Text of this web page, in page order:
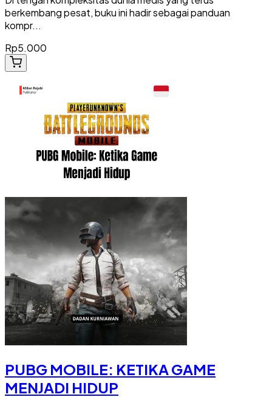
berkembang pesat, buku ini hadir sebagai panduan
kompr...
Rp5.000
PUBG MOBILE: KETIKA GAME
MENJADI HIDUP